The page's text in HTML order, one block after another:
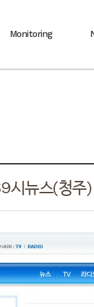
Monitoring
시뉴스(청